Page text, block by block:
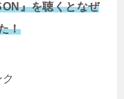
』を聴くとなぜ
！